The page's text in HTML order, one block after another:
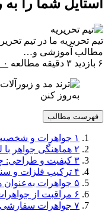
استایل شما را
تیم تحریریه ما در تیم
مطالب آموزشی و…
۶ بازدید
۳ دقیقه مطالعه ۰ نظر
فهرست مطالب
۱ جواهرات و
۲ هماهنگی جواهر
۳ کیفیت و طراحی:
۴ ترکیب فلزات و
۵ جواهرات به‌عنوان
۶ مراقبت از
۷ جواهرات